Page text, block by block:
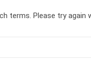
terms. Please try